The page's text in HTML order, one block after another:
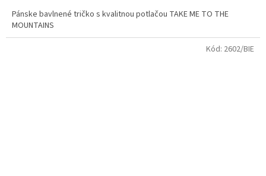
Pánske bavlnené tričko s kvalitnou potlačou TAKE ME TO THE
MOUNTAINS
Kód: 2602/BIE